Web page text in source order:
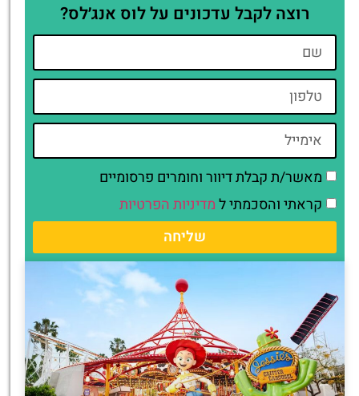
רוצה לקבל עדכונים על לוס אנג׳לס?
מאשר/ת קבלת דיוור וחומרים פרסומיים
קראתי והסכמתי למדיניות הפרטיות
שליחה